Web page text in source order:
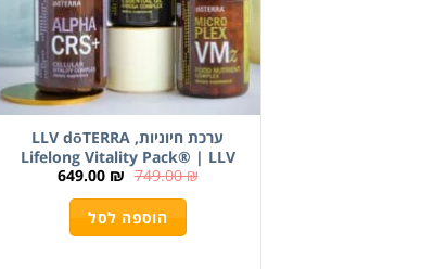
ערכת חיוניות, LLV dōTERRA
Lifelong Vitality Pack® | LLV
749.00₪
649.00 ₪
הוספה לסל